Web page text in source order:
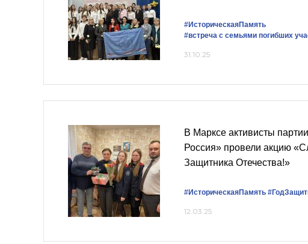
#ИсторическаяПамять
#встреча с семьями погибших
31.10.25
В Марксе активисты
Россия» провели акцию
Защитника Отечества!»
#ИсторическаяПамять
12.03.25